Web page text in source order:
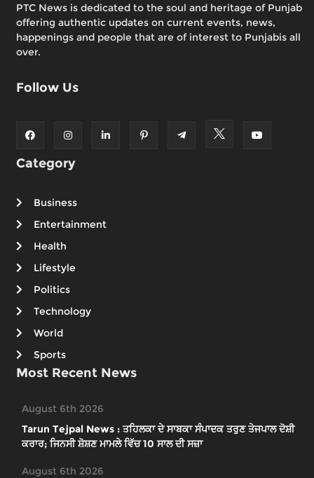
PTC News is dedicated to the soul and heritage of Punjab
offering authentic updates on current events, news,
happenings and people that are of interest to Punjabis all
over.
Follow Us
Category
Business
Entertainment
Health
Lifestyle
Politics
Technology
World
Sports
Most Recent News
August 6th 2026
Tarun Tejpal News : ਤਹਿਲਕਾ ਦੇ ਸਾਬਕਾ ਸੰਪਾਦਕ ਤਰੁਣ ਤੇਜਪਾਲ ਦੋਸ਼ੀ
ਕਰਾਰ; ਜਿਨਸੀ ਸ਼ੋਸ਼ਣ ਮਾਮਲੇ ਵਿੱਚ 10 ਸਾਲ ਦੀ ਸਜ਼ਾ
August 6th 2026